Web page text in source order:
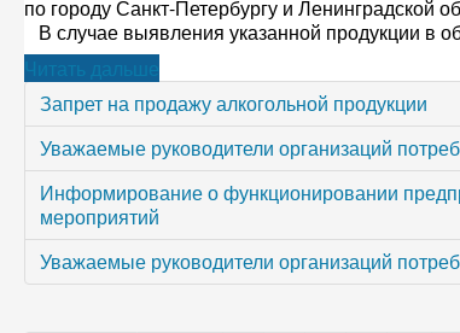
по городу Санкт-Петербургу и Ленинградской
В случае выявления указанной продукции в
Читать дальше
Запрет на продажу алкогольной продукции
Уважаемые руководители организаций
Информирование о функционировании
мероприятий
Уважаемые руководители организаций